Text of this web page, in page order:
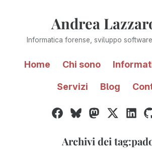
Andrea
Informatica forense, sviluppo
Home Chi sono
Servizi Blog
Facebook
BlueskyMastodon
Twitter
X
Archivi dei tag: